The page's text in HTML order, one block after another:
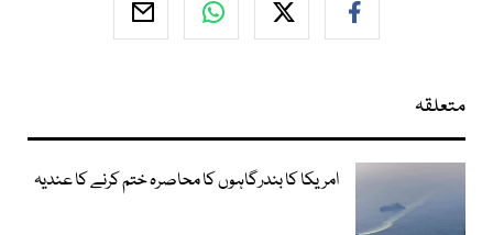
متعلقہ
امریکا کا بندرگاہوں کا محاصرہ ختم کرنے کا عندیہ